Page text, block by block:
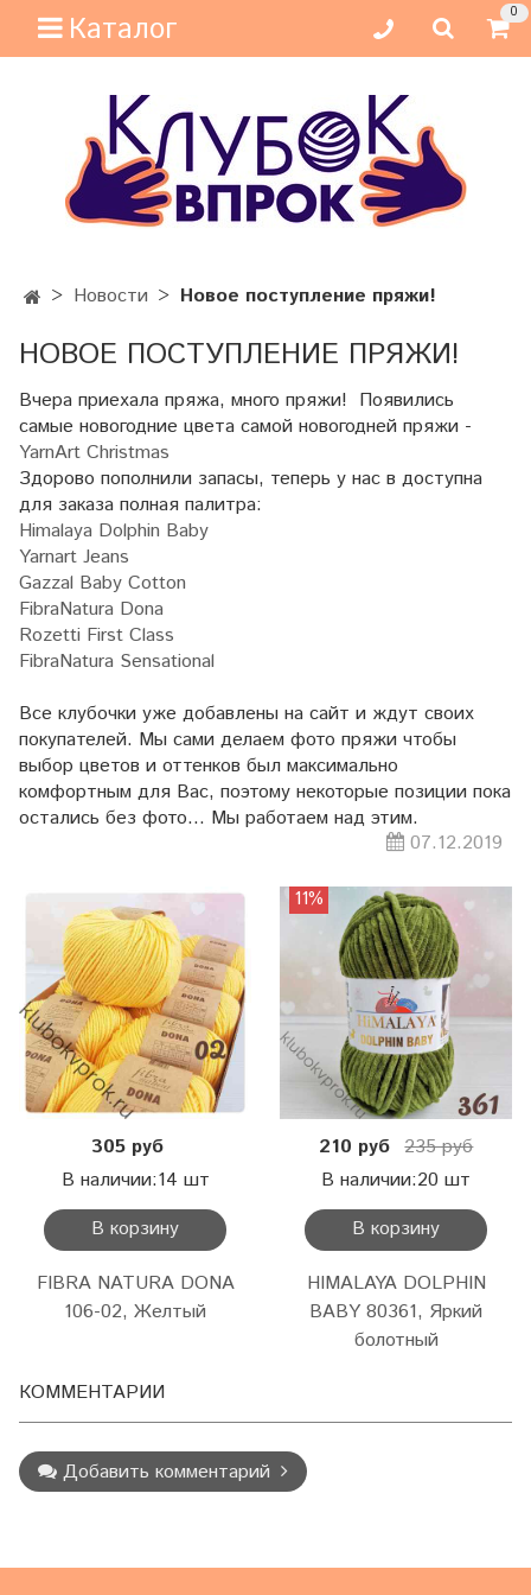
Каталог 0
Новости Новое поступление пряжи!
НОВОЕ ПОСТУПЛЕНИЕ ПРЯЖИ!
Вчера приехала пряжа, много пряжи! Появились
самые новогодние цвета самой новогодней пряжи -
YarnArt Christmas
Здорово пополнили запасы, теперь у нас в доступна
для заказа полная палитра:
Himalaya Dolphin Baby
Yarnart Jeans
Gazzal Baby Cotton
FibraNatura Dona
Rozetti First Class
FibraNatura Sensational
Все клубочки уже добавлены на сайт и ждут своих
покупателей. Мы сами делаем фото пряжи чтобы
выбор цветов и оттенков был максимально
комфортным для Вас, поэтому некоторые позиции пока
остались без фото... Мы работаем над этим.
07.12.2019
305 руб
В наличии:14 шт
В корзину
FIBRA NATURA DONA
106-02, Желтый
11%
210 руб 235 руб
В наличии:20 шт
В корзину
HIMALAYA DOLPHIN
BABY 80361, Яркий
болотный
КОММЕНТАРИИ
Добавить комментарий